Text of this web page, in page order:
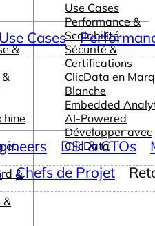
&
et
&
&
Use Cases
Performance &
Scalabilité
Sécurité &
Certifications
ClicData en
Blanche
Embedded
AI-Powered
Développer avec
ClicData
Use Cases
DSI & CTOs
Chefs de Projet